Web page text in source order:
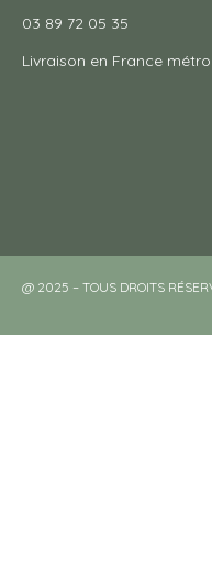
03 89 72 05 35
Livraison en France
@ 2025 – TOUS DROITS